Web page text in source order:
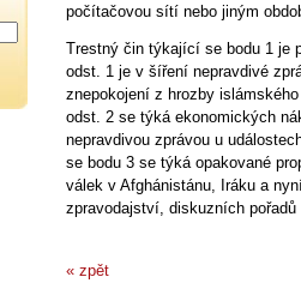
počítačovou sítí nebo jiným
Trestný čin týkající se bodu 1 je
odst. 1 je v šíření nepravdivé
znepokojení z hrozby
odst. 2 se týká ekonomických
nepravdivou zprávou u
se bodu 3 se týká opakované
válek v Afghánistánu, Iráku a
zpravodajství, diskuzních
« zpět